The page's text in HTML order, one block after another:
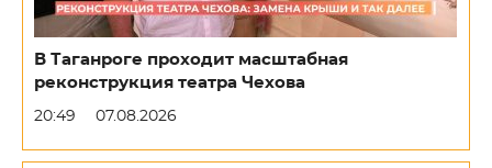
В Таганроге проходит масштабная
реконструкция театра Чехова
20:49 07.08.2026